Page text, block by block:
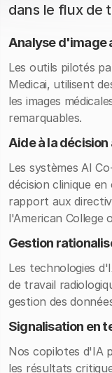
dans le flux de
Analyse d'image
Les outils pilotés
Medicai, utilisent
les images
remarquables.
Aide à la
Les systèmes AI
décision clinique
rapport aux
l'American College
Gestion
Les technologies
de travail
gestion des
Signalisation en
Nos copilotes d'IA
les résultats